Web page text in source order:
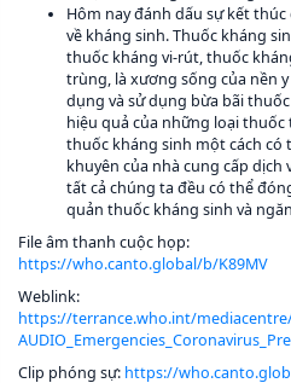
Hôm nay đánh dấu sự kết
về kháng sinh. Thuốc kháng
thuốc kháng vi-rút, thuốc
trùng, là xương sống của nền
dụng và sử dụng bừa bãi
hiệu quả của những loại thuốc
thuốc kháng sinh một cách có
khuyên của nhà cung cấp dịch
tất cả chúng ta đều có thể
quản thuốc kháng sinh và
File âm thanh cuộc họp:
https://who.canto.global/b/K89MV
Weblink:
https://terrance.who.int/
Clip phóng sự: https://